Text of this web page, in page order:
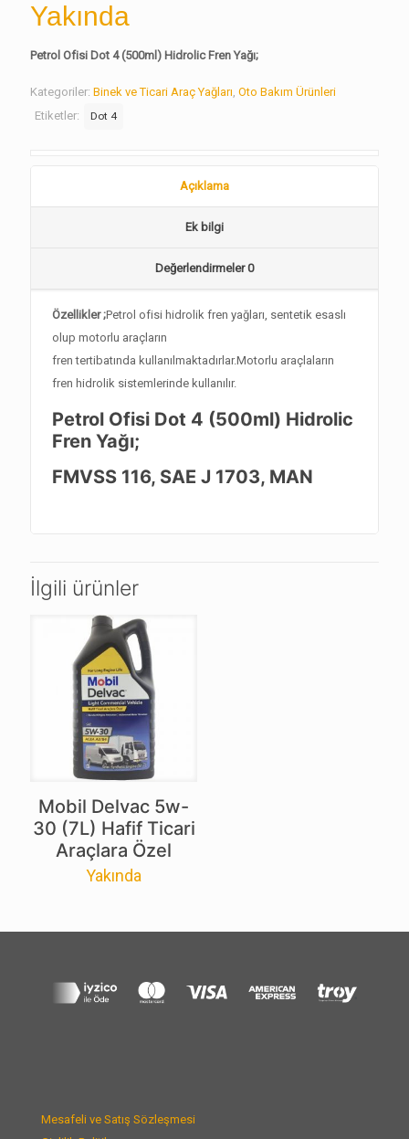
Yakında
Petrol Ofisi Dot 4 (500ml) Hidrolic Fren Yağı;
Kategoriler: Binek ve Ticari Araç Yağları, Oto Bakım Ürünleri
Etiketler:
Dot 4
Açıklama
Ek bilgi
Değerlendirmeler0
Özellikler ;Petrol ofisi hidrolik fren yağları, sentetik esaslı
olup motorlu araçların
fren tertibatında kullanılmaktadırlar.Motorlu araçlaların
fren hidrolik sistemlerinde kullanılır.
Petrol Ofisi Dot 4 (500ml) Hidrolic
Fren Yağı;
FMVSS 116, SAE J 1703, MAN
İlgili ürünler
Mobil Delvac 5w-
30 (7L) Hafif Ticari
Araçlara Özel
Yakında
Mesafeli ve Satış Sözleşmesi